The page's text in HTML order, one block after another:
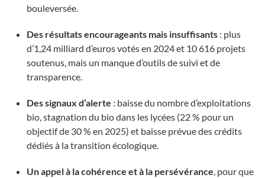
bouleversée.
Des résultats encourageants mais insuffisants : plus
d’1,24 milliard d’euros votés en 2024 et 10 616 projets
soutenus, mais un manque d’outils de suivi et de
transparence.
Des signaux d’alerte : baisse du nombre d’exploitations
bio, stagnation du bio dans les lycées (22 % pour un
objectif de 30 % en 2025) et baisse prévue des crédits
dédiés à la transition écologique.
Un appel à la cohérence et à la persévérance, pour que